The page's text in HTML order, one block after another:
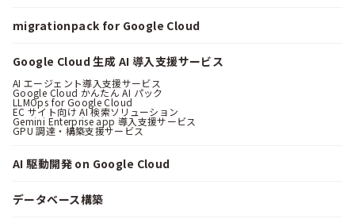
migrationpack for Google Cloud
Google Cloud 生成 AI 導入支援サービス
AI エージェント導入支援サービス
Google Cloud かんたん AI パック
LLMOps for Google Cloud
EC サイト向け AI 検索ソリューション
Gemini Enterprise app 導入支援サービス
GPU 調達・構築支援サービス
AI 駆動開発 on Google Cloud
データベース構築